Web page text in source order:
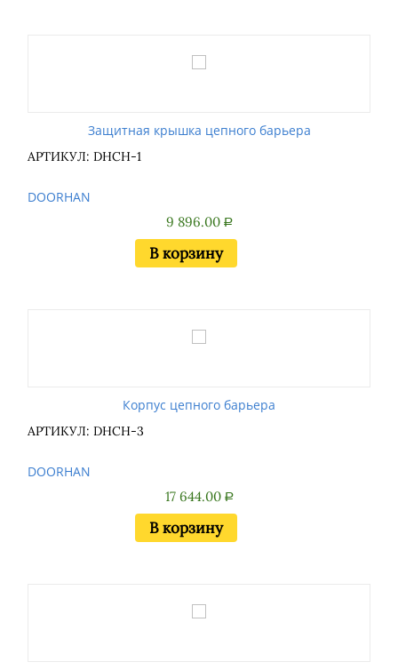
Защитная крышка цепного барьера
АРТИКУЛ: DHCH-1
DOORHAN
9 896.00 Р
В корзину
Корпус цепного барьера
АРТИКУЛ: DHCH-3
DOORHAN
17 644.00 Р
В корзину